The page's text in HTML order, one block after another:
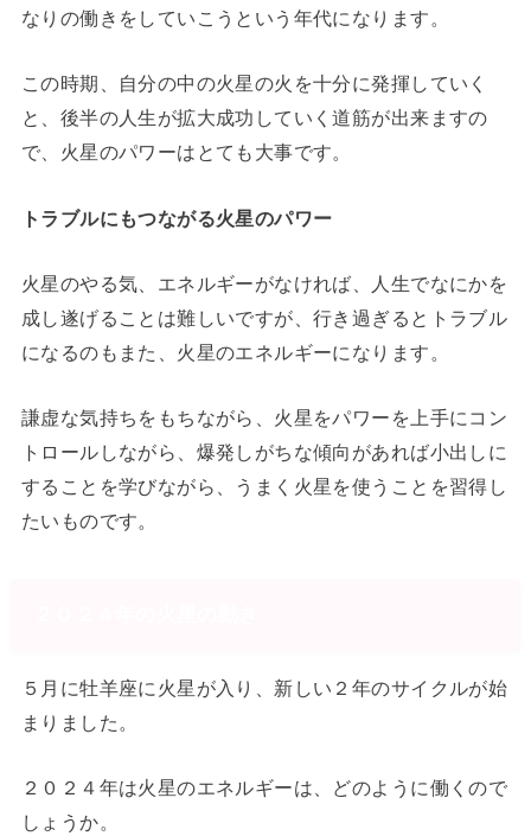
なりの働きをしていこうという年代になります。
この時期、自分の中の火星の火を十分に発揮していく
と、後半の人生が拡大成功していく道筋が出来ますの
で、火星のパワーはとても大事です。
トラブルにもつながる火星のパワー
火星のやる気、エネルギーがなければ、人生でなにかを
成し遂げることは難しいですが、行き過ぎるとトラブル
になるのもまた、火星のエネルギーになります。
謙虚な気持ちをもちながら、火星をパワーを上手にコン
トロールしながら、爆発しがちな傾向があれば小出しに
することを学びながら、うまく火星を使うことを習得し
たいものです。
５月に牡羊座に火星が入り、新しい２年のサイクルが始
まりました。
２０２４年は火星のエネルギーは、どのように働くので
しょうか。